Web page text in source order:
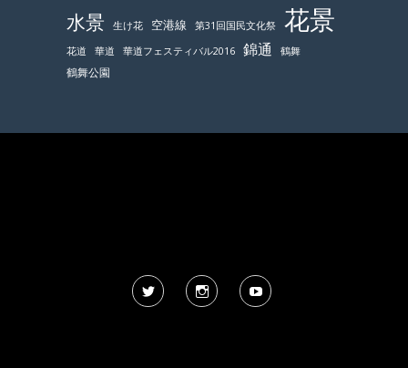
水景 生け花 空港線 第31回国民文化祭 花景
花道 華道 華道フェスティバル2016 錦通 鶴舞
鶴舞公園